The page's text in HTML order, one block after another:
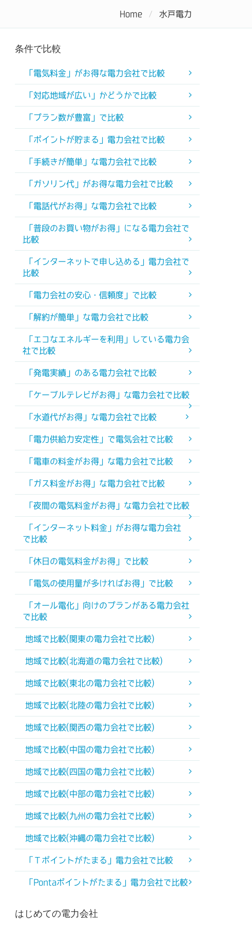
Home 水戸電力
条件で比較
「電気料金」がお得な電力会社で比較
「対応地域が広い」かどうかで比較
「プラン数が豊富」で比較
「ポイントが貯まる」電力会社で比較
「手続きが簡単」な電力会社で比較
「ガソリン代」がお得な電力会社で比較
「電話代がお得」な電力会社で比較
「普段のお買い物がお得」になる電力会社で
比較
「インターネットで申し込める」電力会社で
比較
「電力会社の安心・信頼度」で比較
「解約が簡単」な電力会社で比較
「エコなエネルギーを利用」している電力会
社で比較
「発電実績」のある電力会社で比較
「ケーブルテレビがお得」な電力会社で比較
「水道代がお得」な電力会社で比較
「電力供給力安定性」で電気会社で比較
「電車の料金がお得」な電力会社で比較
「ガス料金がお得」な電力会社で比較
「夜間の電気料金がお得」な電力会社で比較
「インターネット料金」がお得な電力会社
で比較
「休日の電気料金がお得」で比較
「電気の使用量が多ければお得」で比較
「オール電化」向けのプランがある電力会社
で比較
地域で比較(関東の電力会社で比較)
地域で比較(北海道の電力会社で比較)
地域で比較(東北の電力会社で比較)
地域で比較(北陸の電力会社で比較)
地域で比較(関西の電力会社で比較)
地域で比較(中国の電力会社で比較)
地域で比較(四国の電力会社で比較)
地域で比較(中部の電力会社で比較)
地域で比較(九州の電力会社で比較)
地域で比較(沖縄の電力会社で比較)
「Ｔポイントがたまる」電力会社で比較
「Pontaポイントがたまる」電力会社で比較
はじめての電力会社